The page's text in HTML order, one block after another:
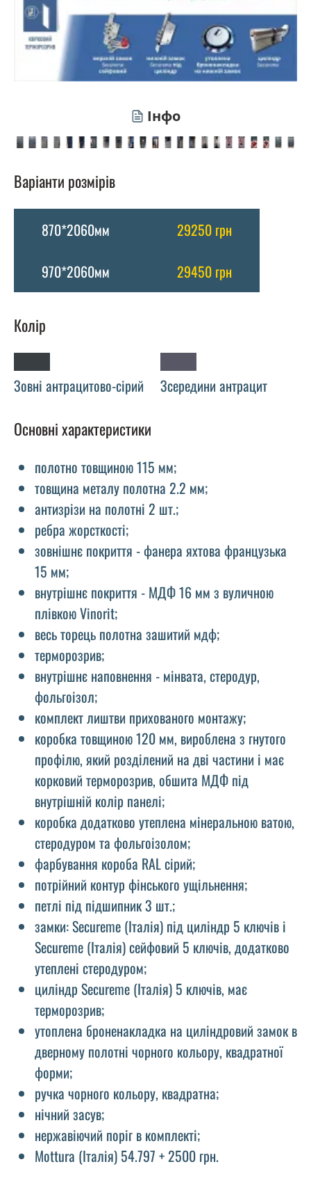
Інфо
Варіанти розмірів
870*2060мм
29250 грн
970*2060мм
29450 грн
Колір
Зовні антрацитово-сірий Зсередини антрацит
Основні характеристики
полотно товщиною 115 мм;
товщина металу полотна 2.2 мм;
антизрізи на полотні 2 шт.;
ребра жорсткості;
зовнішнє покриття - фанера яхтова французька
15 мм;
внутрішнє покриття - МДФ 16 мм з вуличною
плівкою Vinorit;
весь торець полотна зашитий мдф;
терморозрив;
внутрішнє наповнення - мінвата, стеродур,
фольгоізол;
комплект лиштви прихованого монтажу;
коробка товщиною 120 мм, вироблена з гнутого
профілю, який розділений на дві частини і має
корковий терморозрив, обшита МДФ під
внутрішній колір панелі;
коробка додатково утеплена мінеральною ватою,
стеродуром та фольгоізолом;
фарбування короба RAL сірий;
потрійний контур фінського ущільнення;
петлі під підшипник 3 шт.;
замки: Secureme (Італія) під циліндр 5 ключів і
Secureme (Італія) сейфовий 5 ключів, додатково
утеплені стеродуром;
циліндр Secureme (Італія) 5 ключів, має
терморозрив;
утоплена броненакладка на циліндровий замок в
дверному полотні чорного кольору, квадратної
форми;
ручка чорного кольору, квадратна;
нічний засув;
нержавіючий поріг в комплекті;
Mottura (Італія) 54.797 + 2500 грн.